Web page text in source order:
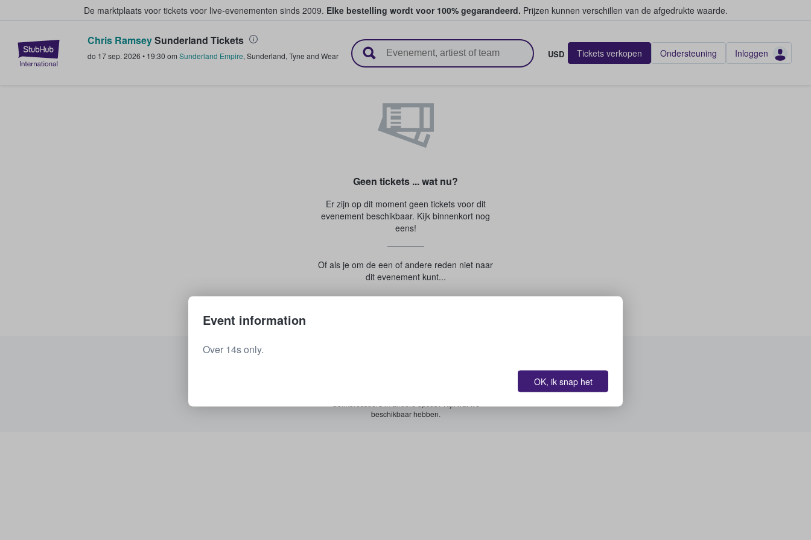
De marktplaats voor tickets voor live-evenementen sinds 2009. Elke bestelling wordt voor 100% gegarandeerd. Prijzen kunnen verschillen van de afgedrukte waarde.
StubHub: waar fans tickets kopen en verkopen
Chris RamseySunderland Tickets
do 17 sep. 2026 • 19:30 om Sunderland Empire, Sunderland, Tyne and Wear USD Tickets verkopen Ondersteuning Inloggen
Geen tickets ... wat nu?
Er zijn op dit moment geen tickets voor dit
evenement beschikbaar. Kijk binnenkort nog
eens!
Of als je om de een of andere reden niet naar
dit evenement kunt...
beschikbaar hebben.
Event information
Over 14s only.
OK, ik snap het